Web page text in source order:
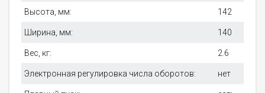
Высота, мм: 142
Ширина, мм: 140
Вес, кг: 2.6
Электронная регулировка числа оборотов: нет